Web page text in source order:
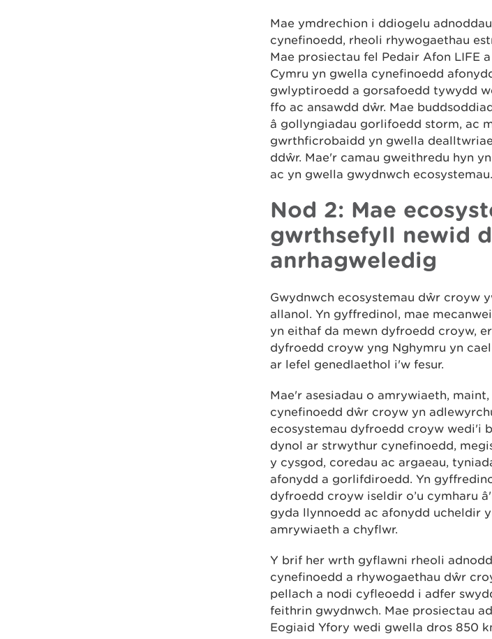
Mae ymdrechion i ddiogelu
cynefinoedd, rheoli rhywogaethau
Mae prosiectau fel Pedair Afon LIFE
Cymru yn gwella cynefinoedd
gwlyptiroedd a gorsafoedd tywydd
ffo ac ansawdd dŵr. Mae
â gollyngiadau gorlifoedd storm, ac
gwrthficrobaidd yn gwella
ddŵr. Mae'r camau gweithredu hyn
ac yn gwella gwydnwch ecosystemau.
Nod 2: Mae
gwrthsefyll newid
anrhagweledig
Gwydnwch ecosystemau dŵr croyw
allanol. Yn gyffredinol, mae
yn eithaf da mewn dyfroedd croyw,
dyfroedd croyw yng Nghymru yn
ar lefel genedlaethol i'w fesur.
Mae'r asesiadau o amrywiaeth,
cynefinoedd dŵr croyw yn
ecosystemau dyfroedd croyw wedi'i
dynol ar strwythur cynefinoedd,
y cysgod, coredau ac argaeau,
afonydd a gorlifdiroedd. Yn
dyfroedd croyw iseldir o’u cymharu
gyda llynnoedd ac afonydd ucheldir
amrywiaeth a chyflwr.
Y brif her wrth gyflawni rheoli
cynefinoedd a rhywogaethau dŵr
pellach a nodi cyfleoedd i adfer
feithrin gwydnwch. Mae prosiectau
Eogiaid Yfory wedi gwella dros 850